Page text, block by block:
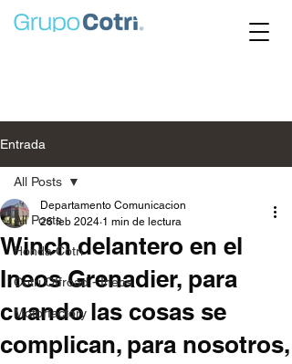
Entrada
All Posts
Honda Cotri
Cotri Offroad - Ineos
Motorfactory
All Posts
Winch delantero en el
Ineos Grenadier, para
cuando las cosas se
complican, para nosotros,
Departamento Comunicacion
26 feb 2024 1 min de lectura